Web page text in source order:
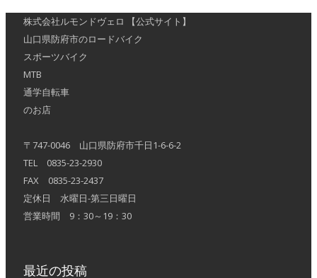
株式会社ルモンドヴェロ 【公式サイト】
山口県防府市のロードバイク
スポーツバイク
MTB
通学自転車
のお店
〒747-0046 山口県防府市千日1-6-6-2
TEL 0835-23-2930
FAX 0835-23-2437
定休日 水曜日-第三日曜日
営業時間 9：30～19：30
最近の投稿